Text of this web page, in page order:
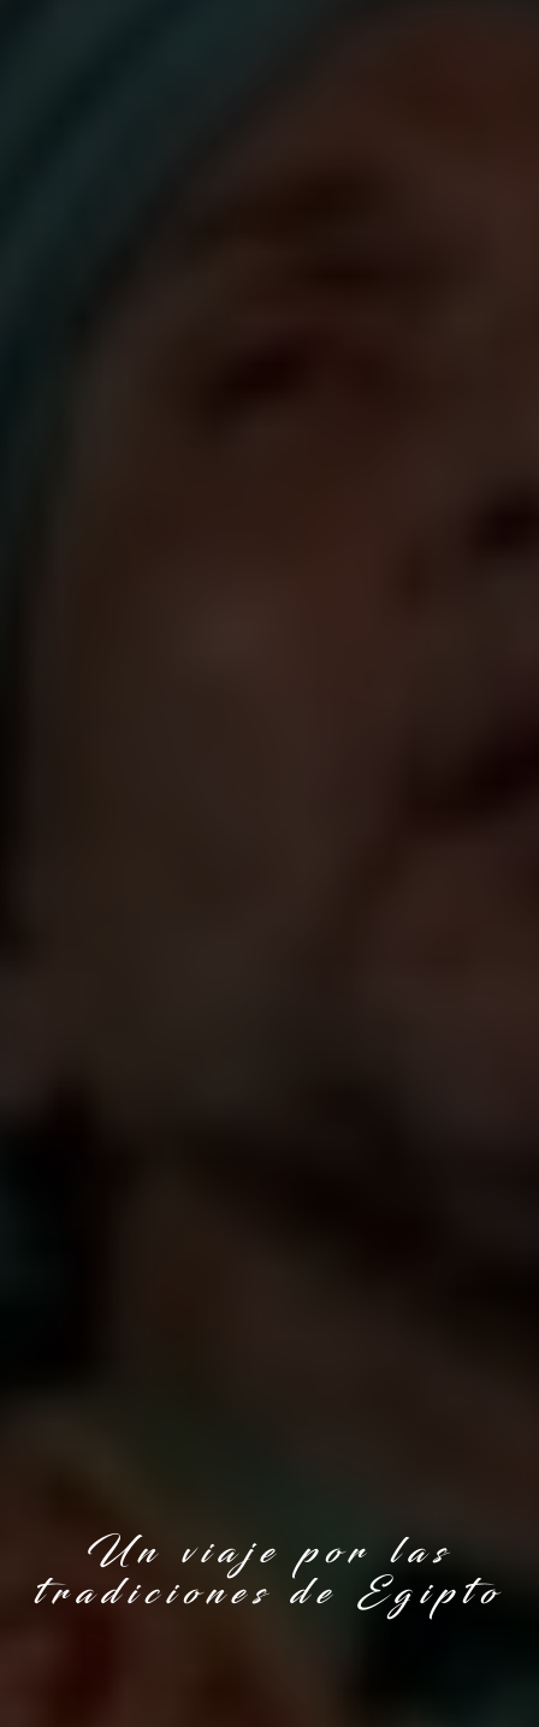
Un viaje por las
tradiciones de Egipto